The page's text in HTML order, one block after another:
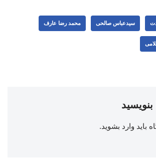
سیدعباس صالحی محمد رضا عارف
بنویسید
باید وارد بشوید.